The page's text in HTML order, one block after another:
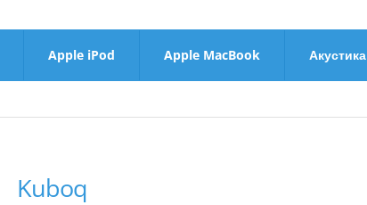
Apple iPod Apple MacBook Акустика
Kuboq